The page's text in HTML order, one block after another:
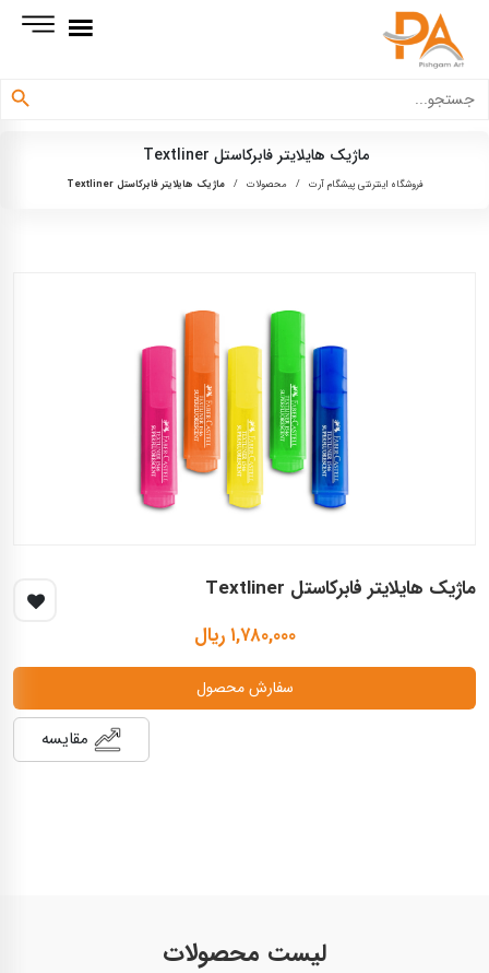
برای:
دکمه جستجو
ماژیک هایلایتر فابرکاستل Textliner
فروشگاه اینترنتی پیشگام آرت / محصولات / ماژیک هایلایتر فابرکاستل Textliner
ماژیک هایلایتر فابرکاستل Textliner
۱,۷۸۰,۰۰۰ ریال
سفارش محصول
مقایسه
لیست محصولات